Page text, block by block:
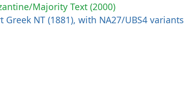
Majority Text (2000)
Greek NT (1881), with NA27/UBS4 variants